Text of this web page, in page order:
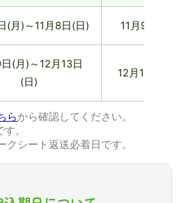
(月)～11月8日(日) 11月9日(月)
(月)～12月13日
(日)
12月14日(月)
らから確認してください。
。
クシート返送必着日です。